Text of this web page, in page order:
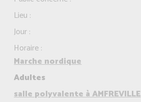
Lieu :
Jour :
Horaire :
Marche nordique
Adultes
salle polyvalente à AMFREVILLE